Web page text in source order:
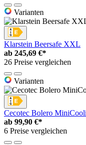
Varianten
Klarstein Beersafe XXL
ab 245,69 €*
26 Preise vergleichen
Varianten
Cecotec Bolero
ab 99,90 €*
6 Preise vergleichen